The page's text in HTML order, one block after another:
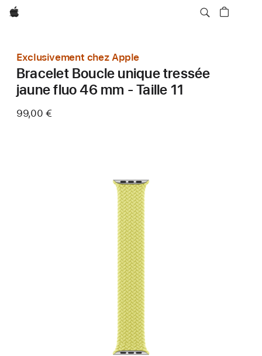
Apple
Exclusivement chez Apple
Bracelet Boucle unique tressée
jaune fluo 46 mm - Taille 11
99,00 €